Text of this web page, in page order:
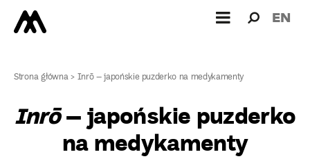
dla: EN
Strona główna>Inrō – japońskie puzderko na medykamenty
Inrō– japońskie puzderko
na medykamenty